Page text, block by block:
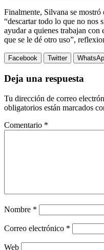
Finalmente, Silvana se
“descartar todo lo que no nos
ayudar a quienes trabajan
que se le dé otro uso”,
Facebook Twitter
Deja una respuesta
Tu dirección de correo
obligatorios están marcados
Comentario *
Nombre *
Correo electrónico *
Web